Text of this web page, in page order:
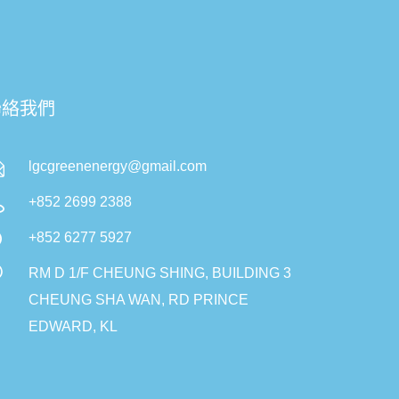
我們
lgcgreenenergy@gmail.com
+852 2699 2388
+852 6277 5927
RM D 1/F CHEUNG SHING, BUILDING 3
CHEUNG SHA WAN, RD PRINCE
EDWARD, KL